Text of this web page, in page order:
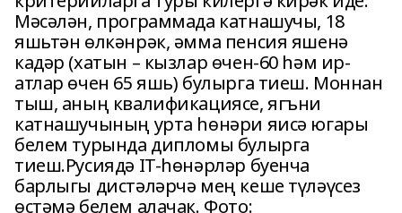
Мәсәлән, программада катнашучы, 18
яшьтән өлкәнрәк, әмма пенсия яшенә
кадәр (хатын – кызлар өчен-60 һәм ир-
атлар өчен 65 яшь) булырга тиеш. Моннан
тыш, аның квалификациясе, ягъни
катнашучының урта һөнәри яисә югары
белем турында дипломы булырга
тиеш.Русиядә IT-һөнәрләр буенча
барлыгы дистәләрчә мең кеше түләүсез
өстәмә белем алачак. Фото: